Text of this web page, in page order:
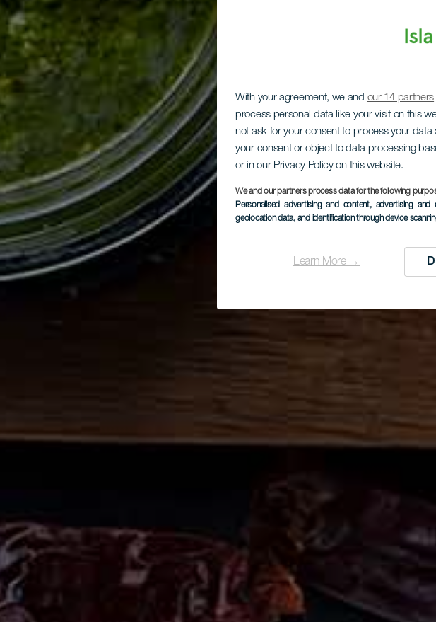
With your agreement, we and our 14 partners
process personal data like your visit on this
not ask for your consent to process your
your consent or object to data processing
or in our Privacy Policy on this website.
We and our partners process data for the following
Personalised advertising and content, advertising
geolocation data, and identification through device
Learn More →